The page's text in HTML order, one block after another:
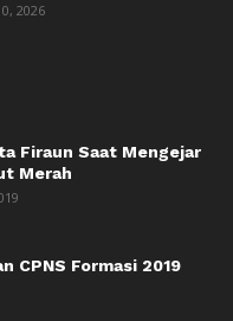
2026
Firaun Saat Mengejar
Merah
CPNS Formasi 2019